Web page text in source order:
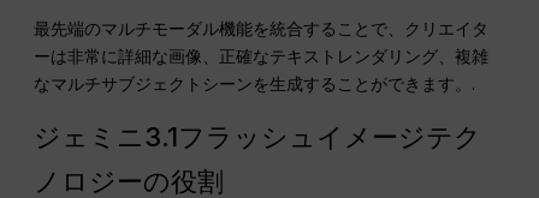
最先端のマルチモーダル機能を統合することで、クリエイタ
ーは非常に詳細な画像、正確なテキストレンダリング、複雑
なマルチサブジェクトシーンを生成することができます。.
ジェミニ3.1フラッシュイメージテク
ノロジーの役割